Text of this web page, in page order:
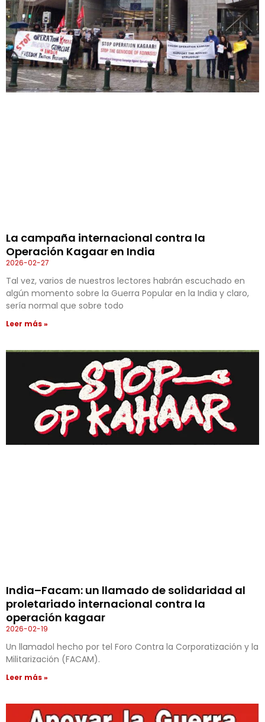
La campaña internacional contra la
Operación Kagaar en India
2026-02-27
Tal vez, varios de nuestros lectores habrán escuchado en
algún momento sobre la Guerra Popular en la India y claro,
sería normal que sobre todo
Leer más »
India–Facam: un llamado de solidaridad al
proletariado internacional contra la
operación kagaar
2026-02-19
Un llamadol hecho por tel Foro Contra la Corporatización y la
Militarización (FACAM).
Leer más »